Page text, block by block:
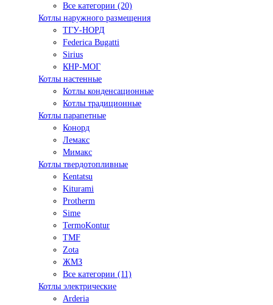
Все категории (20)
Котлы наружного размещения
ТГУ-НОРД
Federica Bugatti
Sirius
КНР-МОГ
Котлы настенные
Котлы конденсационные
Котлы традиционные
Котлы парапетные
Конорд
Лемакс
Мимакс
Котлы твердотопливные
Kentatsu
Kiturami
Protherm
Sime
TermoKontur
TMF
Zota
ЖМЗ
Все категории (11)
Котлы электрические
Arderia